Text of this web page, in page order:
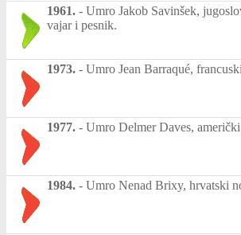
1961. - Umro Jakob Savinšek,
vajar i pesnik.
1973. - Umro Jean Barraqué,
1977. - Umro Delmer Daves, američki
1984. - Umro Nenad Brixy, hrvatski